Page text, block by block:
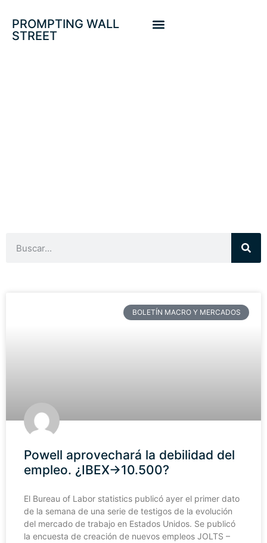
PROMPTING WALL
STREET
BOLETÍN MACRO Y MERCADOS
Powell aprovechará la debilidad del
empleo. ¿IBEX->10.500?
El Bureau of Labor statistics publicó ayer el primer dato
de la semana de una serie de testigos de la evolución
del mercado de trabajo en Estados Unidos. Se publicó
la encuesta de creación de nuevos empleos JOLTS –